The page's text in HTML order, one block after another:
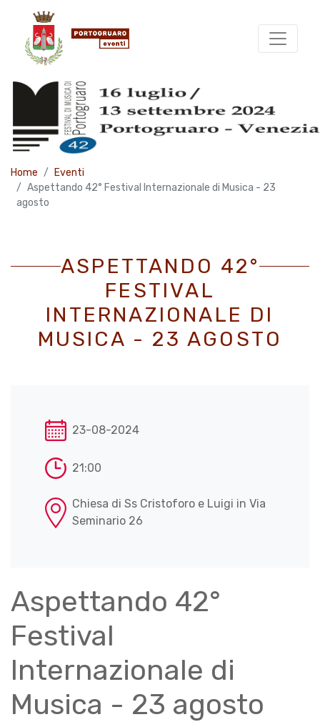
Home
Eventi
Aspettando 42° Festival Internazionale di Musica - 23
agosto
ASPETTANDO 42°
FESTIVAL
INTERNAZIONALE DI
MUSICA - 23 AGOSTO
23-08-2024
21:00
Chiesa di Ss Cristoforo e Luigi in Via
Seminario 26
Aspettando 42°
Festival
Internazionale di
Musica - 23 agosto